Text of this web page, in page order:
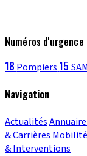
Numéros d'urgence
18 Pompiers 15
Navigation
Actualités
& Carrières
& Interventions